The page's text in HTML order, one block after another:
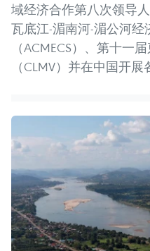
域经济合作第八次领导
瓦底江-湄南河-湄公河经
（ACMECS）、第十一
（CLMV）并在中国开展